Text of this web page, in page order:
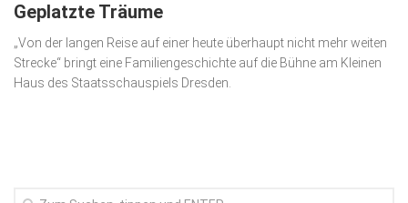
gesund & schön
Gesellschaft
Kunst & Kultur
Geplatzte Träume
„Von der langen Reise auf einer heute überhaupt nicht mehr weiten
Strecke“ bringt eine Familiengeschichte auf die Bühne am Kleinen
Haus des Staatsschauspiels Dresden.